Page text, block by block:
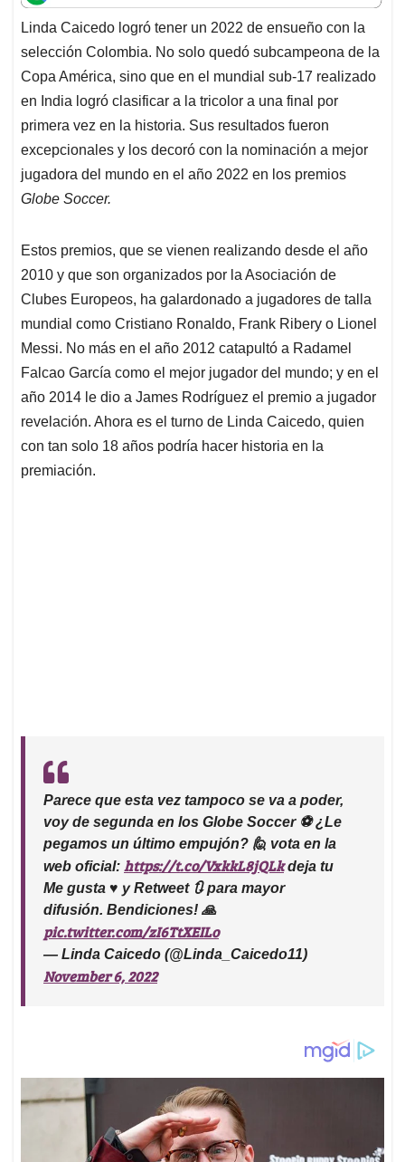
t
s
A
p
p
e
b
o
o
k
k
e
d
I
n
i
l
e
a
d
s
Linda Caicedo logró tener un 2022 de ensueño con la
selección Colombia. No solo quedó subcampeona de la
Copa América, sino que en el mundial sub-17 realizado
en India logró clasificar a la tricolor a una final por
primera vez en la historia. Sus resultados fueron
excepcionales y los decoró con la nominación a mejor
jugadora del mundo en el año 2022 en los premios
Globe Soccer.
Estos premios, que se vienen realizando desde el año
2010 y que son organizados por la Asociación de
Clubes Europeos, ha galardonado a jugadores de talla
mundial como Cristiano Ronaldo, Frank Ribery o Lionel
Messi. No más en el año 2012 catapultó a Radamel
Falcao García como el mejor jugador del mundo; y en el
año 2014 le dio a James Rodríguez el premio a jugador
revelación. Ahora es el turno de Linda Caicedo, quien
con tan solo 18 años podría hacer historia en la
premiación.
Parece que esta vez tampoco se va a poder,
voy de segunda en los Globe Soccer ⚽️ ¿Le
pegamos un último empujón? 🙋 vota en la
web oficial: https://t.co/VxkkL8jQLkdeja tu
Me gusta ♥ y Retweet 🔃 para mayor
difusión. Bendiciones! 🙏
pic.twitter.com/zI6TtXEILo
— Linda Caicedo (@Linda_Caicedo11)
November 6, 2022